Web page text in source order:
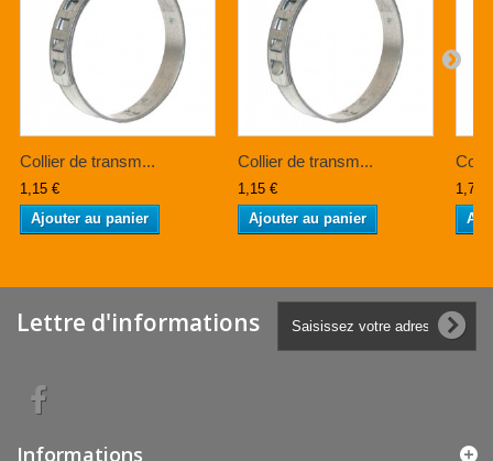
Collier de transm...
1,15 €
Ajouter au panier
Collier de transm...
1,15 €
Ajouter au panier
1,70
Lettre d'informations
Informations